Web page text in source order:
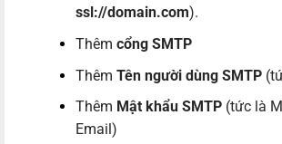
ssl://domain.com).
Thêm cổng SMTP
Thêm Tên người dùng SMTP
Thêm Mật khẩu SMTP (tức là
Email)